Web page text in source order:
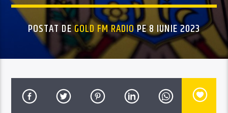
POSTAT DEGOLD FM RADIOPE 8 IUNIE 2023